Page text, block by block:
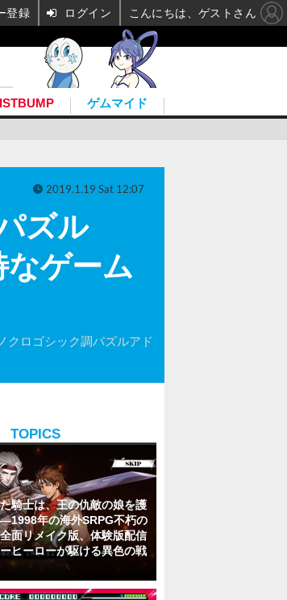
ゲムマイド
ズル
ゲーム
クロゴシック調パズルアド
2019.1.19 Sat 12:07
TOPICS
騎士は、王の仇敵の娘を護
年の海外SRPG不朽の
面リメイク版、体験版配信
ヒーローが駆ける異色の戦
登録 ログイン こんにちは、ゲストさん